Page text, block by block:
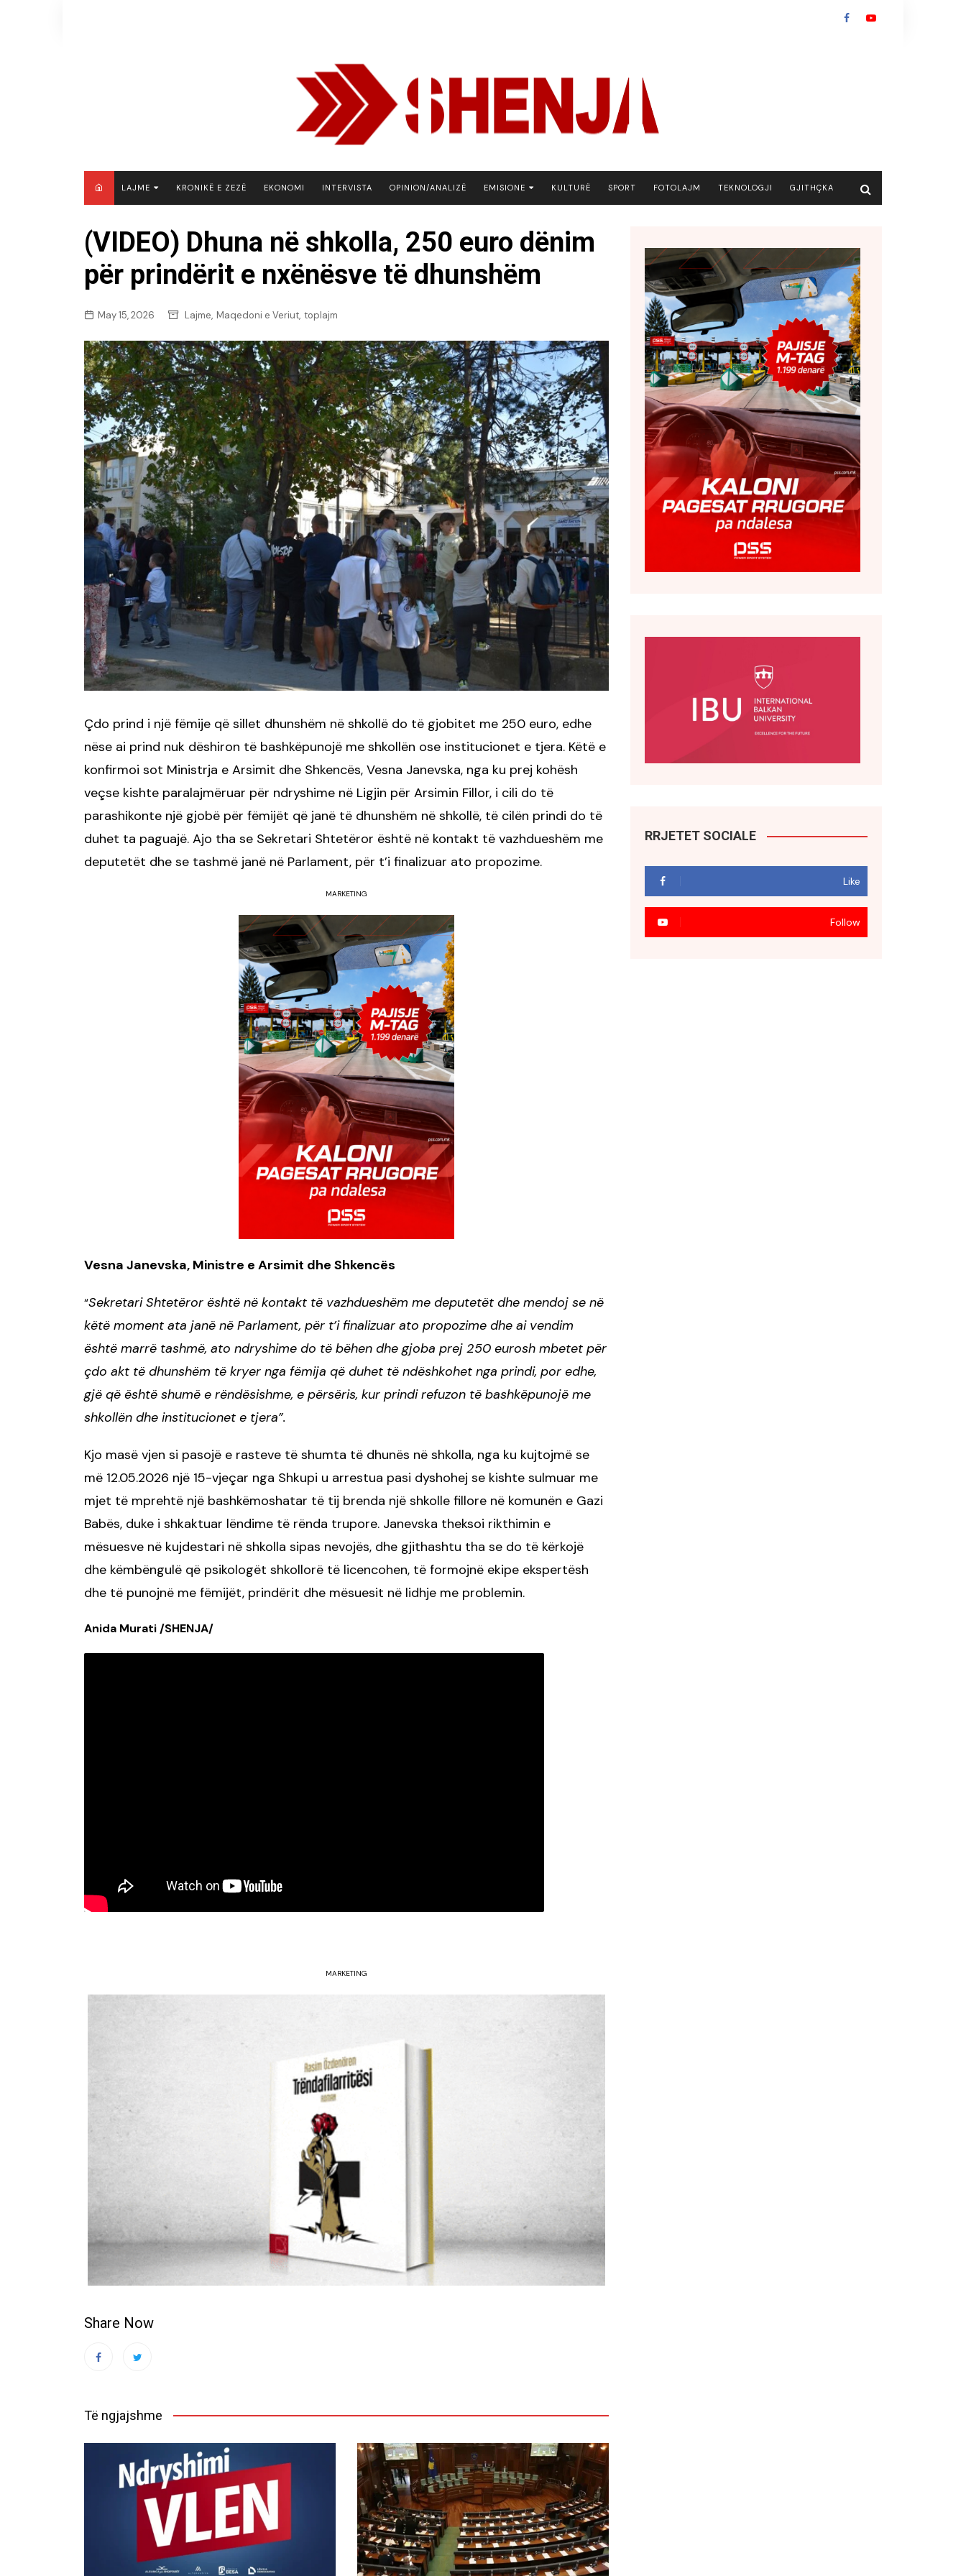
LAJME
KOSOVË
SHQIPËRI
RAJON
BOTË
KRONIKË E ZEZË EKONOMI INTERVISTA OPINION/ANALIZË EMISIONE
BOTA NE FOKUS
EKONOMIKS
GJURMË
INTERVISTA EMISION
KONAKU
KU E KISHIM FJALEN
LIGJERATE FETARE
PARADITE ME NE
PIKËPAMJE
RECETA E DITES
RELAKS
RETRO JAVORE
KULTURË SPORT FOTOLAJM TEKNOLOGJI GJITHÇKA
(VIDEO) Dhuna në shkolla, 250 euro dënim
për prindërit e nxënësve të dhunshëm
May 15, 2026 Lajme, Maqedoni e Veriut, toplajm
Çdo prind i një fëmije që sillet dhunshëm në shkollë do të gjobitet me 250 euro, edhe
nëse ai prind nuk dëshiron të bashkëpunojë me shkollën ose institucionet e tjera. Këtë e
konfirmoi sot Ministrja e Arsimit dhe Shkencës, Vesna Janevska, nga ku prej kohësh
veçse kishte paralajmëruar për ndryshime në Ligjin për Arsimin Fillor, i cili do të
parashikonte një gjobë për fëmijët që janë të dhunshëm në shkollë, të cilën prindi do të
duhet ta paguajë. Ajo tha se Sekretari Shtetëror është në kontakt të vazhdueshëm me
deputetët dhe se tashmë janë në Parlament, për t’i finalizuar ato propozime.
MARKETING
Vesna Janevska, Ministre e Arsimit dhe Shkencës
“Sekretari Shtetëror është në kontakt të vazhdueshëm me deputetët dhe mendoj se në
këtë moment ata janë në Parlament, për t’i finalizuar ato propozime dhe ai vendim
është marrë tashmë, ato ndryshime do të bëhen dhe gjoba prej 250 eurosh mbetet për
çdo akt të dhunshëm të kryer nga fëmija që duhet të ndëshkohet nga prindi, por edhe,
gjë që është shumë e rëndësishme, e përsëris, kur prindi refuzon të bashkëpunojë me
shkollën dhe institucionet e tjera”.
Kjo masë vjen si pasojë e rasteve të shumta të dhunës në shkolla, nga ku kujtojmë se
më 12.05.2026 një 15-vjeçar nga Shkupi u arrestua pasi dyshohej se kishte sulmuar me
mjet të mprehtë një bashkëmoshatar të tij brenda një shkolle fillore në komunën e Gazi
Babës, duke i shkaktuar lëndime të rënda trupore. Janevska theksoi rikthimin e
mësuesve në kujdestari në shkolla sipas nevojës, dhe gjithashtu tha se do të kërkojë
dhe këmbëngulë që psikologët shkollorë të licencohen, të formojnë ekipe ekspertësh
dhe të punojnë me fëmijët, prindërit dhe mësuesit në lidhje me problemin.
Anida Murati /SHENJA/
MARKETING
Share Now
Të ngjajshme
RRJETET SOCIALE
Like
Follow